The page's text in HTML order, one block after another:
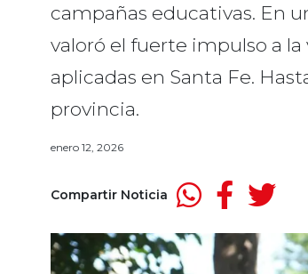
campañas educativas. En
valoró el fuerte impulso a la
aplicadas en Santa Fe.
provincia.
enero 12, 2026
Compartir Noticia